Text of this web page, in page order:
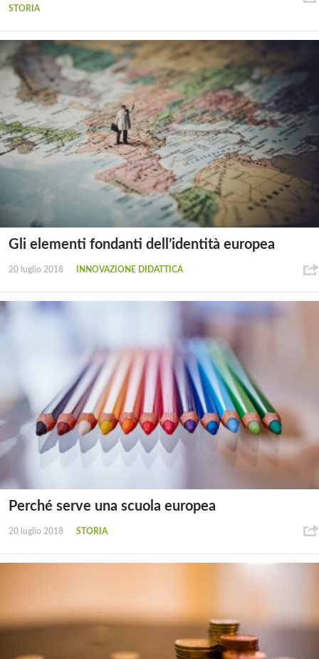
STORIA
Gli elementi fondanti dell’identità europea
20 luglio 2018 INNOVAZIONE DIDATTICA
Perché serve una scuola europea
20 luglio 2018 STORIA